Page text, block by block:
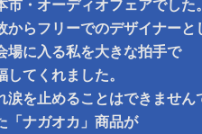
市・オーディオフェアでした。
らフリーでのデザイナーと
場に入る私を大きな拍手で
てくれました。
を止めることはできません
「ナガオカ」商品が